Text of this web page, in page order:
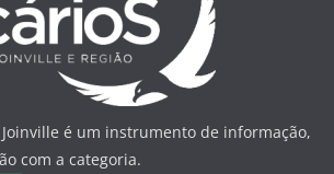
Joinville é um instrumento de informação,
com a categoria.